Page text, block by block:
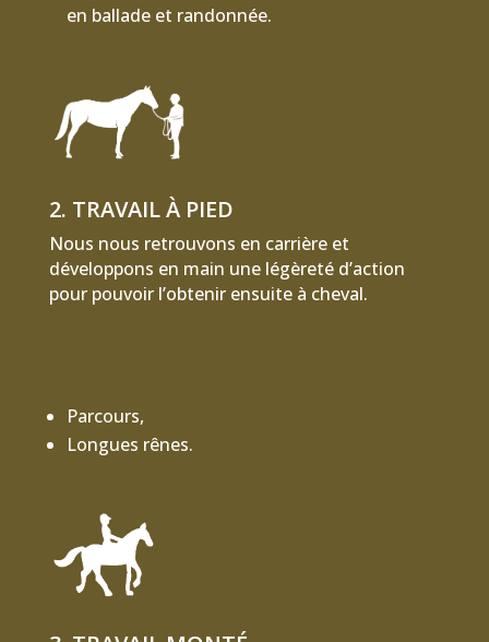
en ballade et randonnée.
2. TRAVAIL À PIED
Nous nous retrouvons en carrière et
développons en main une légèreté d’action
pour pouvoir l’obtenir ensuite à cheval.
Parcours,
Longues rênes.